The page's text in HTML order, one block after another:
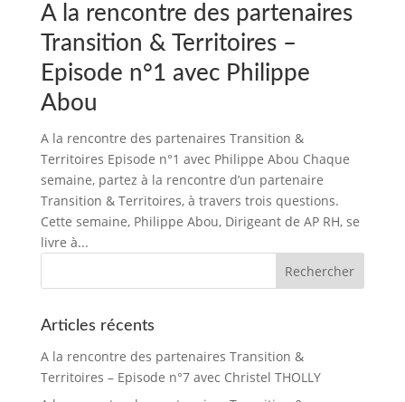
A la rencontre des partenaires
Transition & Territoires –
Episode n°1 avec Philippe
Abou
A la rencontre des partenaires Transition &
Territoires Episode n°1 avec Philippe Abou Chaque
semaine, partez à la rencontre d’un partenaire
Transition & Territoires, à travers trois questions.
Cette semaine, Philippe Abou, Dirigeant de AP RH, se
livre à...
Articles récents
A la rencontre des partenaires Transition &
Territoires – Episode n°7 avec Christel THOLLY